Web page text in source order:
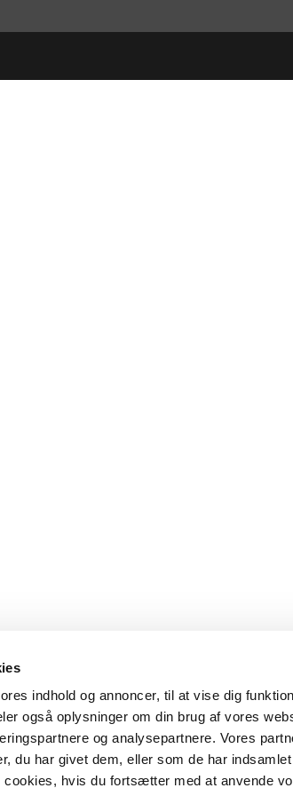
indhold og annoncer, til at vise dig
også oplysninger om din brug af vores
og analysepartnere. Vores
du har givet dem, eller som de har
hvis du fortsætter med at anvende